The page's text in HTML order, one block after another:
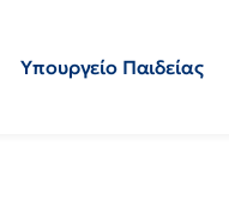
Υπουργείο Παιδείας